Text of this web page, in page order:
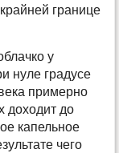
границе
у
нуле градусе
примерно
доходит до
капельное
чего